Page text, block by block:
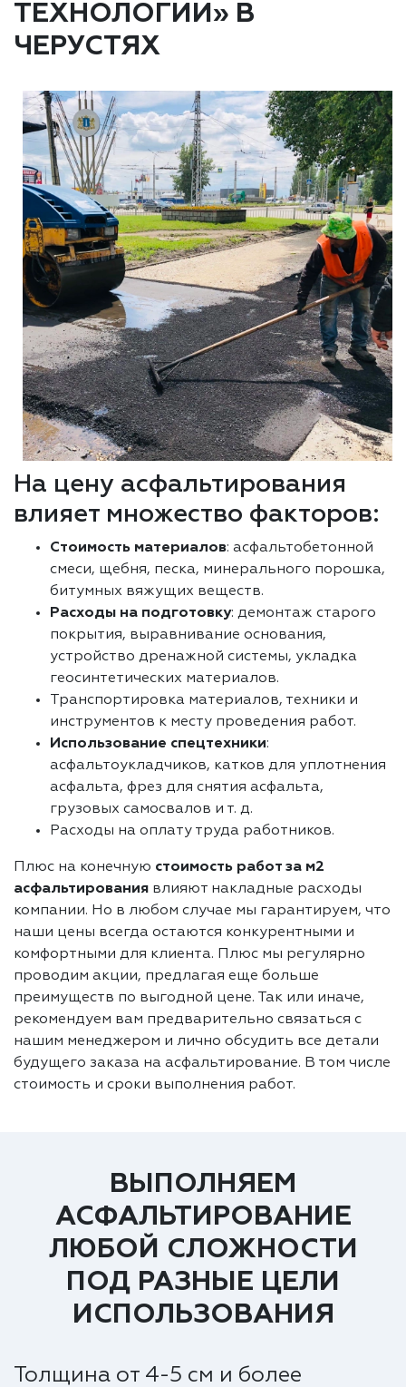
ТЕХНОЛОГИИ» В
ЧЕРУСТЯХ
На цену асфальтирования
влияет множество факторов:
Стоимость материалов: асфальтобетонной
смеси, щебня, песка, минерального порошка,
битумных вяжущих веществ.
Расходы на подготовку: демонтаж старого
покрытия, выравнивание основания,
устройство дренажной системы, укладка
геосинтетических материалов.
Транспортировка материалов, техники и
инструментов к месту проведения работ.
Использование спецтехники:
асфальтоукладчиков, катков для уплотнения
асфальта, фрез для снятия асфальта,
грузовых самосвалов и т. д.
Расходы на оплату труда работников.
Плюс на конечную стоимость работ за м2
асфальтирования влияют накладные расходы
компании. Но в любом случае мы гарантируем, что
наши цены всегда остаются конкурентными и
комфортными для клиента. Плюс мы регулярно
проводим акции, предлагая еще больше
преимуществ по выгодной цене. Так или иначе,
рекомендуем вам предварительно связаться с
нашим менеджером и лично обсудить все детали
будущего заказа на асфальтирование. В том числе
стоимость и сроки выполнения работ.
ВЫПОЛНЯЕМ
АСФАЛЬТИРОВАНИЕ
ЛЮБОЙ СЛОЖНОСТИ
ПОД РАЗНЫЕ ЦЕЛИ
ИСПОЛЬЗОВАНИЯ
Толщина от 4-5 см и более